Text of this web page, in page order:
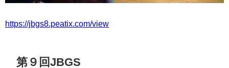
https://jbgs8.peatix.com/view
第９回JBGS